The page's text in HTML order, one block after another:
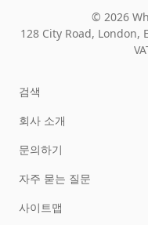
© 2026
128 City Road, London,
검색
회사 소개
문의하기
자주 묻는 질문
사이트맵